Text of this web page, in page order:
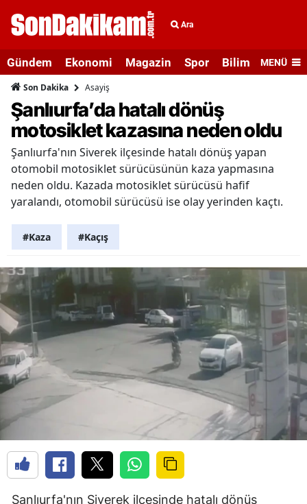
Ara
Gündem Ekonomi Magazin Spor Bilim veMENÜ
Son Dakika Asayiş
Şanlıurfa’da hatalı dönüş
motosiklet kazasına neden oldu
Şanlıurfa'nın Siverek ilçesinde hatalı dönüş yapan
otomobil motosiklet sürücüsünün kaza yapmasına
neden oldu. Kazada motosiklet sürücüsü hafif
yaralandı, otomobil sürücüsü ise olay yerinden kaçtı.
#Kaza #Kaçış
Şanlıurfa'nın Siverek ilçesinde hatalı dönüş